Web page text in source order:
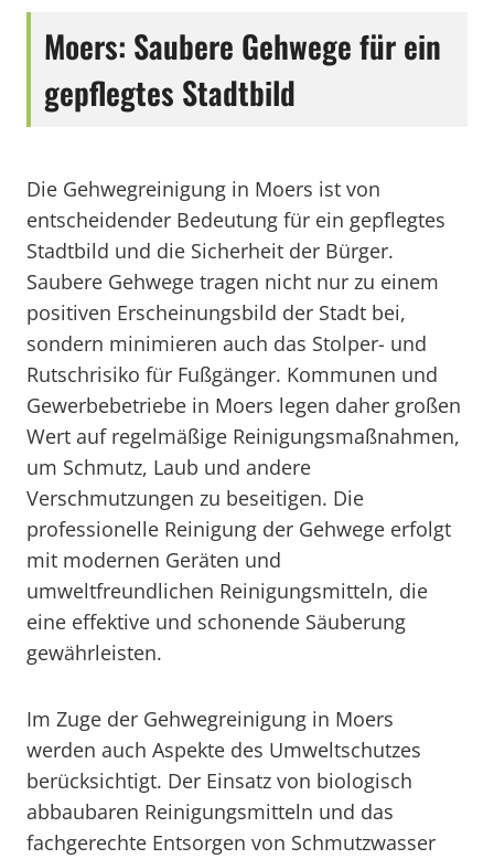
Moers: Saubere Gehwege für ein
gepflegtes Stadtbild
Die Gehwegreinigung in Moers ist von
entscheidender Bedeutung für ein gepflegtes
Stadtbild und die Sicherheit der Bürger.
Saubere Gehwege tragen nicht nur zu einem
positiven Erscheinungsbild der Stadt bei,
sondern minimieren auch das Stolper- und
Rutschrisiko für Fußgänger. Kommunen und
Gewerbebetriebe in Moers legen daher großen
Wert auf regelmäßige Reinigungsmaßnahmen,
um Schmutz, Laub und andere
Verschmutzungen zu beseitigen. Die
professionelle Reinigung der Gehwege erfolgt
mit modernen Geräten und
umweltfreundlichen Reinigungsmitteln, die
eine effektive und schonende Säuberung
gewährleisten.
Im Zuge der Gehwegreinigung in Moers
werden auch Aspekte des Umweltschutzes
berücksichtigt. Der Einsatz von biologisch
abbaubaren Reinigungsmitteln und das
fachgerechte Entsorgen von Schmutzwasser